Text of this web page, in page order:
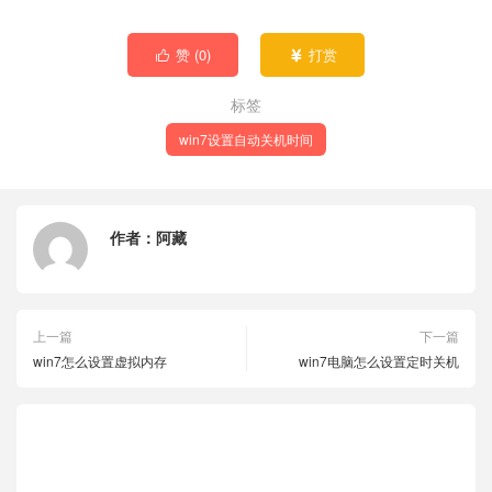
 赞 (0)  打赏
标签
win7设置自动关机时间
作者： 阿藏
上一篇
win7怎么设置虚拟内存
下一篇
win7电脑怎么设置定时关机